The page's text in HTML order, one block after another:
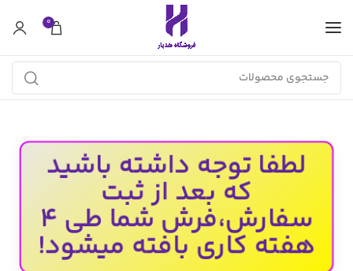
0
لطفا توجه داشته باشید
که بعد از ثبت
سفارش،فرش شما طی 4
هفته کاری بافته میشود!